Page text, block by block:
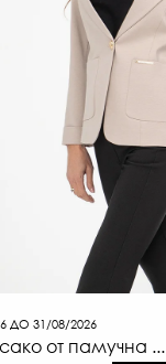
ДО 31/08/2026
от памучна ...